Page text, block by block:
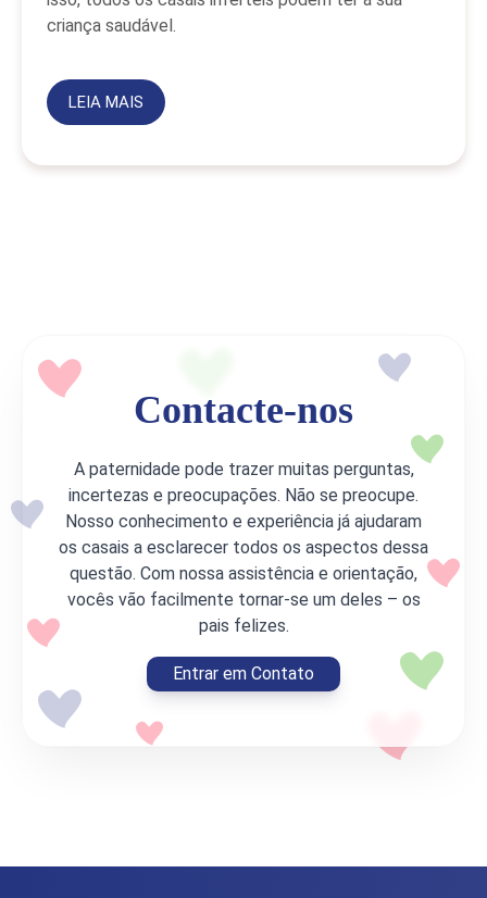
criança saudável.
LEIA MAIS
Contacte-nos
A paternidade pode trazer muitas perguntas,
incertezas e preocupações. Não se preocupe.
Nosso conhecimento e experiência já ajudaram
os casais a esclarecer todos os aspectos dessa
questão. Com nossa assistência e orientação,
vocês vão facilmente tornar-se um deles – os
pais felizes.
Entrar em Contato